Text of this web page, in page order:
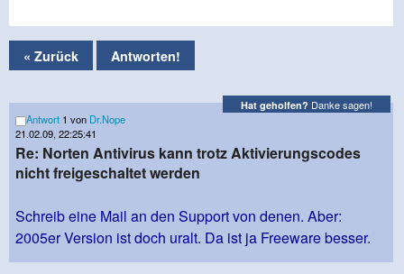
« Zurück Antworten!
Hat geholfen? Danke sagen!
Antwort 1 von Dr.Nope
21.02.09, 22:25:41
Re: Norten Antivirus kann trotz Aktivierungscodes
nicht freigeschaltet werden
Schreib eine Mail an den Support von denen. Aber:
2005er Version ist doch uralt. Da ist ja Freeware besser.